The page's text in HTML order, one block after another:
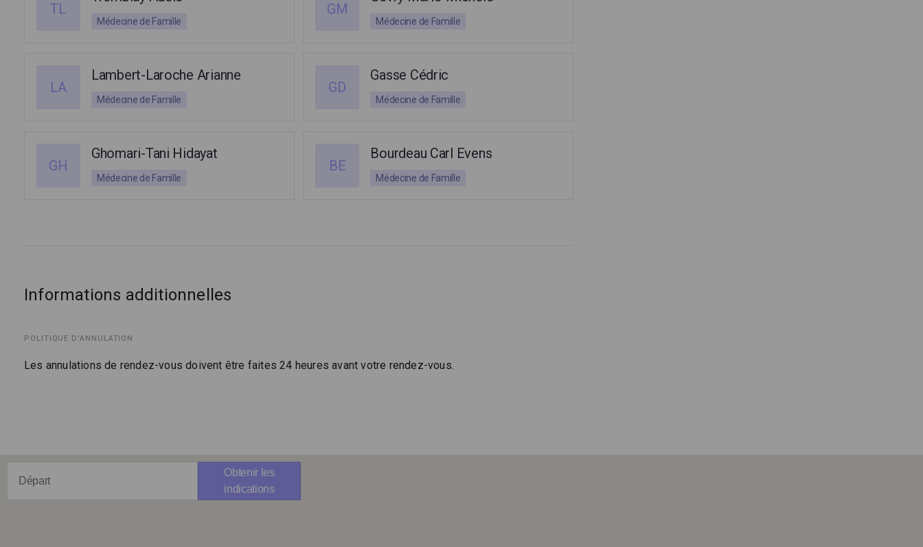
TL
Médecine de Famille
GM
Médecine de Famille
LA
Lambert-Laroche Arianne
Médecine de Famille
GD
Gasse Cédric
Médecine de Famille
GH
Ghomari-Tani Hidayat
Médecine de Famille
BE
Bourdeau Carl Evens
Médecine de Famille
Informations additionnelles
POLITIQUE D'ANNULATION
Les annulations de rendez-vous doivent être faites 24 heures avant votre rendez-vous.
Obtenir les
indications